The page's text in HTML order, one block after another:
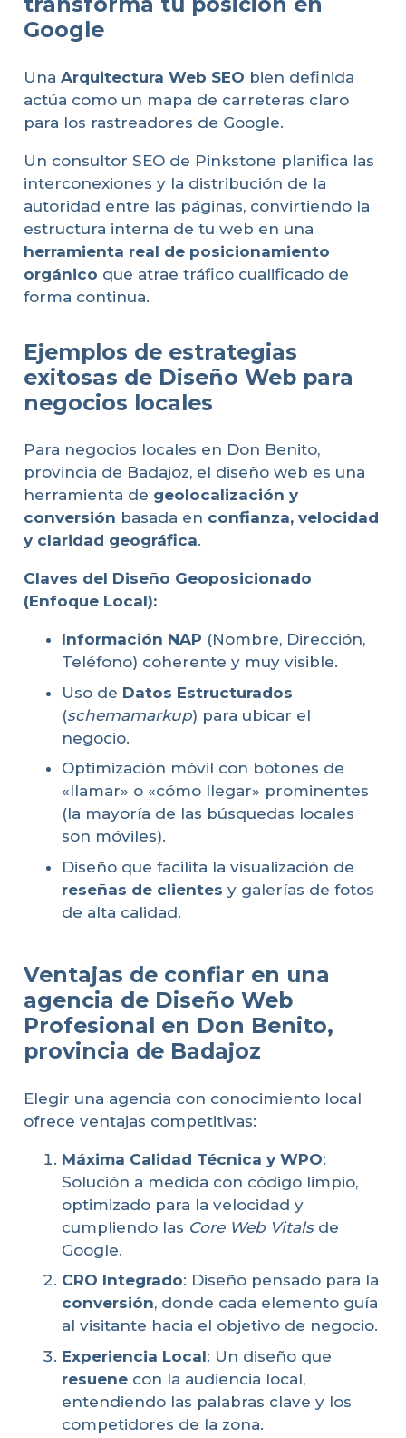
Google
Una Arquitectura Web SEO bien definida
actúa como un mapa de carreteras claro
para los rastreadores de Google.
Un consultor SEO de Pinkstone planifica las
interconexiones y la distribución de la
autoridad entre las páginas, convirtiendo la
estructura interna de tu web en una
herramienta real de posicionamiento
orgánico que atrae tráfico cualificado de
forma continua.
Ejemplos de estrategias
exitosas de Diseño Web para
negocios locales
Para negocios locales en Don Benito,
provincia de Badajoz, el diseño web es una
herramienta de geolocalización y
conversión basada en confianza, velocidad
y claridad geográfica.
Claves del Diseño Geoposicionado
(Enfoque Local):
Información NAP (Nombre, Dirección,
Teléfono) coherente y muy visible.
Uso de Datos Estructurados
(schemamarkup) para ubicar el
negocio.
Optimización móvil con botones de
«llamar» o «cómo llegar» prominentes
(la mayoría de las búsquedas locales
son móviles).
Diseño que facilita la visualización de
reseñas de clientes y galerías de fotos
de alta calidad.
Ventajas de confiar en una
agencia de Diseño Web
Profesional en Don Benito,
provincia de Badajoz
Elegir una agencia con conocimiento local
ofrece ventajas competitivas:
Máxima Calidad Técnica y WPO:
Solución a medida con código limpio,
optimizado para la velocidad y
cumpliendo las Core Web Vitalsde
Google.
CRO Integrado: Diseño pensado para la
conversión, donde cada elemento guía
al visitante hacia el objetivo de negocio.
Experiencia Local: Un diseño que
resuene con la audiencia local,
entendiendo las palabras clave y los
competidores de la zona.